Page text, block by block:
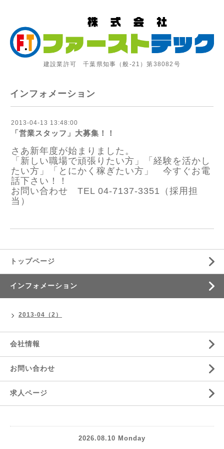
建設業許可 千葉県知事（般-21）第38082号
インフォメーション
2013-04-13 13:48:00
「営業スタッフ」大募集！！
さあ新年度が始まりました。
「新しい職場で頑張りたい方」「経験を活かし
たい方」「とにかく稼ぎたい方」 今すぐお電
話下さい！！
お問い合わせ TEL 04-7137-3351（採用担
当）
トップページ
インフォメーション
2013-04（2）
会社情報
お問い合わせ
求人ページ
2026.08.10 Monday